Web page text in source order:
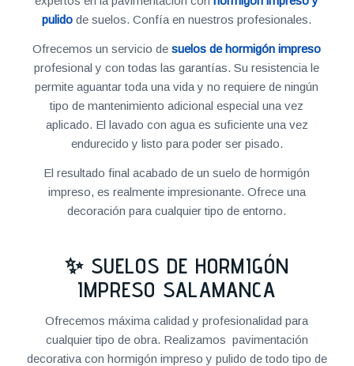
pulido de suelos. Confía en nuestros profesionales.
Ofrecemos un servicio desuelos de hormigón impreso
profesional y con todas las garantías. Su resistencia le
permite aguantar toda una vida y no requiere de ningún
tipo de mantenimiento adicional especial una vez
aplicado. El lavado con agua es suficiente una vez
endurecido y listo para poder ser pisado.
El resultado final acabado de un suelo de hormigón
impreso, es realmente impresionante. Ofrece una
decoración para cualquier tipo de entorno.
✨ SUELOS DE HORMIGÓN
IMPRESO SALAMANCA
Ofrecemos máxima calidad y profesionalidad para
cualquier tipo de obra. Realizamos pavimentación
decorativa con hormigón impreso y pulido de todo tipo de